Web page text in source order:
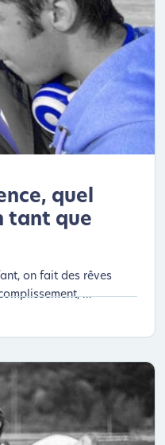
quel
tant que
on fait des rêves
...